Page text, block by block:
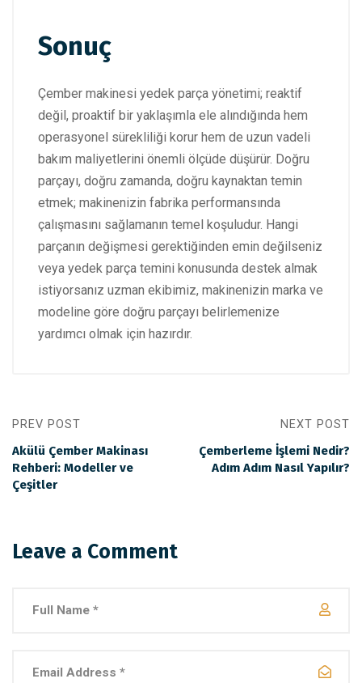
Sonuç
Çember makinesi yedek parça yönetimi; reaktif
değil, proaktif bir yaklaşımla ele alındığında hem
operasyonel sürekliliği korur hem de uzun vadeli
bakım maliyetlerini önemli ölçüde düşürür. Doğru
parçayı, doğru zamanda, doğru kaynaktan temin
etmek; makinenizin fabrika performansında
çalışmasını sağlamanın temel koşuludur. Hangi
parçanın değişmesi gerektiğinden emin değilseniz
veya yedek parça temini konusunda destek almak
istiyorsanız uzman ekibimiz, makinenizin marka ve
modeline göre doğru parçayı belirlemenize
yardımcı olmak için hazırdır.
PREV POST
Akülü Çember Makinası
Rehberi: Modeller ve
Çeşitler
NEXT POST
Çemberleme İşlemi Nedir?
Adım Adım Nasıl Yapılır?
Leave a Comment